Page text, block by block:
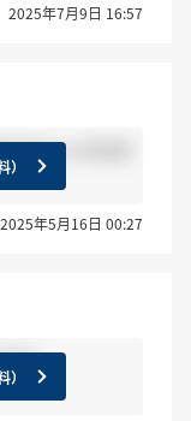
2025年7月9日 16:57
るというESが
2025年5月16日 00:27
す